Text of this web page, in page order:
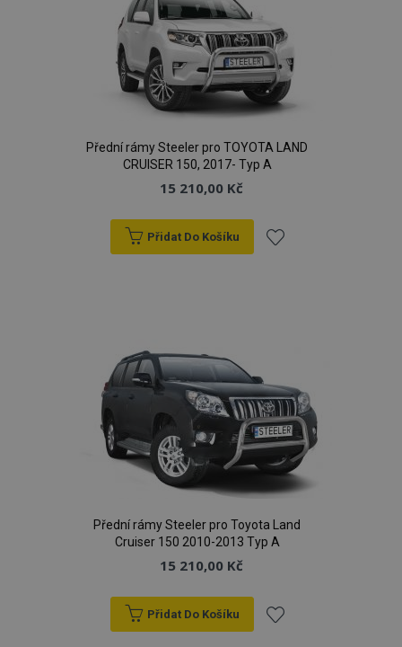
Přední rámy Steeler pro TOYOTA LAND
CRUISER 150, 2017- Typ A
15 210,00 Kč
Přidat Do Košíku
Přední rámy Steeler pro Toyota Land
Cruiser 150 2010-2013 Typ A
15 210,00 Kč
Přidat Do Košíku